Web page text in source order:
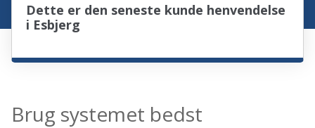
Dette er den seneste kunde henvendelse
i Esbjerg
Brug systemet bedst